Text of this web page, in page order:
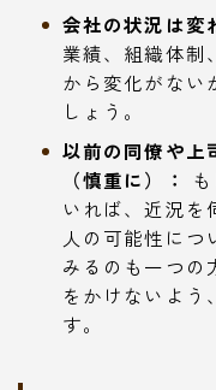
会社の状況は変
業績、組織体制
から変化がない
しょう。
以前の同僚や上
（慎重に）：
いれば、近況を
人の可能性につ
みるのも一つの
をかけないよう
す。